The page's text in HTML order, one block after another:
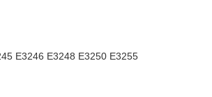
E3246 E3248 E3250 E3255